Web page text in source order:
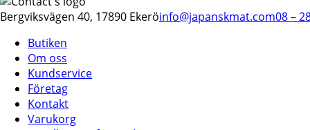
Bergviksvägen 40, 17890 Ekeröinfo@japanskmat.com08 –
Butiken
Om oss
Kundservice
Företag
Kontakt
Varukorg